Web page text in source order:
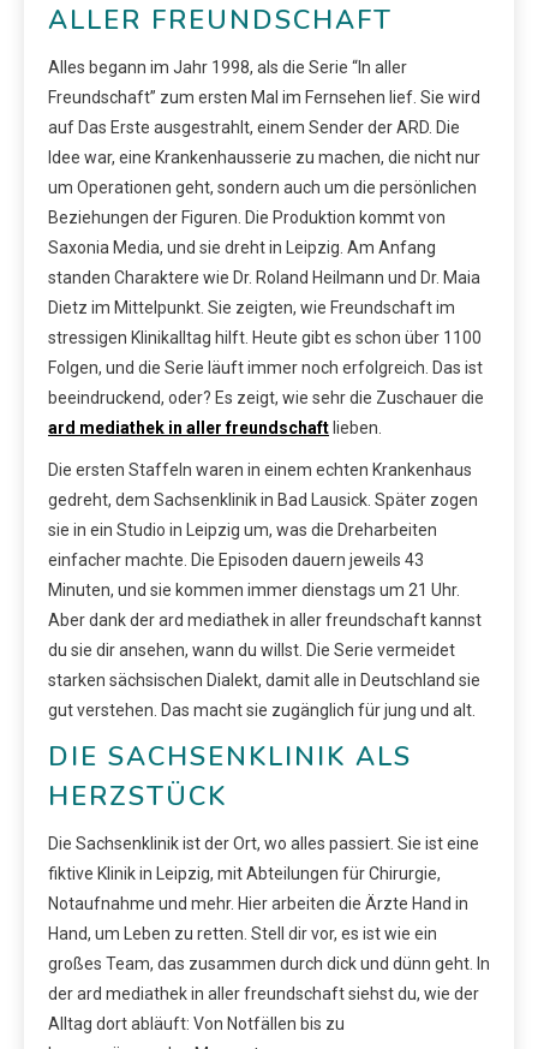
ALLER FREUNDSCHAFT
Alles begann im Jahr 1998, als die Serie “In aller
Freundschaft” zum ersten Mal im Fernsehen lief. Sie wird
auf Das Erste ausgestrahlt, einem Sender der ARD. Die
Idee war, eine Krankenhausserie zu machen, die nicht nur
um Operationen geht, sondern auch um die persönlichen
Beziehungen der Figuren. Die Produktion kommt von
Saxonia Media, und sie dreht in Leipzig. Am Anfang
standen Charaktere wie Dr. Roland Heilmann und Dr. Maia
Dietz im Mittelpunkt. Sie zeigten, wie Freundschaft im
stressigen Klinikalltag hilft. Heute gibt es schon über 1100
Folgen, und die Serie läuft immer noch erfolgreich. Das ist
beeindruckend, oder? Es zeigt, wie sehr die Zuschauer die
ard mediathek in aller freundschaft lieben.
Die ersten Staffeln waren in einem echten Krankenhaus
gedreht, dem Sachsenklinik in Bad Lausick. Später zogen
sie in ein Studio in Leipzig um, was die Dreharbeiten
einfacher machte. Die Episoden dauern jeweils 43
Minuten, und sie kommen immer dienstags um 21 Uhr.
Aber dank der ard mediathek in aller freundschaft kannst
du sie dir ansehen, wann du willst. Die Serie vermeidet
starken sächsischen Dialekt, damit alle in Deutschland sie
gut verstehen. Das macht sie zugänglich für jung und alt.
DIE SACHSENKLINIK ALS
HERZSTÜCK
Die Sachsenklinik ist der Ort, wo alles passiert. Sie ist eine
fiktive Klinik in Leipzig, mit Abteilungen für Chirurgie,
Notaufnahme und mehr. Hier arbeiten die Ärzte Hand in
Hand, um Leben zu retten. Stell dir vor, es ist wie ein
großes Team, das zusammen durch dick und dünn geht. In
der ard mediathek in aller freundschaft siehst du, wie der
Alltag dort abläuft: Von Notfällen bis zu